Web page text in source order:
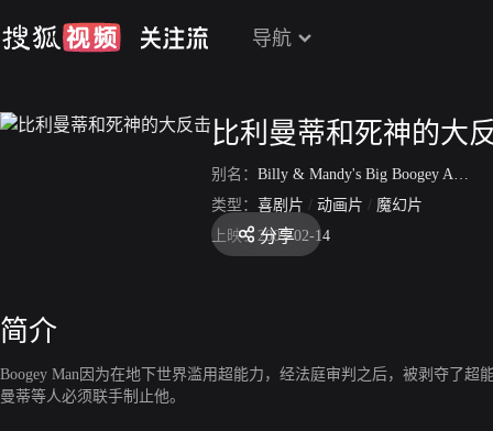
导航
比利曼蒂和死神的大
别名： Billy & Mandy's Big Boogey Adventure
类型： 喜剧片 / 动画片 / 魔幻片
上映： 2007-02-14
分享
简介
Boogey Man因为在地下世界滥用超能力，经法庭审判之后，被剥夺了
曼蒂等人必须联手制止他。